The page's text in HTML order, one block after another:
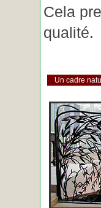
Cela
qualité.
Un cadre